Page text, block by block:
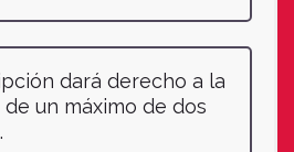
dará derecho a la
un máximo de dos